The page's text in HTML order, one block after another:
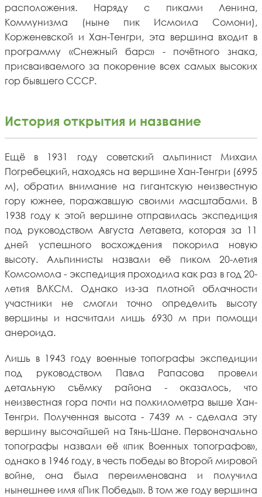
расположения. Наряду с пиками Ленина,
Коммунизма (ныне пик Исмоила Сомони),
Корженевской и Хан-Тенгри, эта вершина входит в
программу «Снежный барс» - почётного знака,
присваиваемого за покорение всех самых высоких
гор бывшего СССР.
История открытия и название
Ещё в 1931 году советский альпинист Михаил
Погребецкий, находясь на вершине Хан-Тенгри (6995
м), обратил внимание на гигантскую неизвестную
гору южнее, поражавшую своими масштабами. В
1938 году к этой вершине отправилась экспедиция
под руководством Августа Летавета, которая за 11
дней успешного восхождения покорила новую
высоту. Альпинисты назвали её пиком 20-летия
Комсомола - экспедиция проходила как раз в год 20-
летия ВЛКСМ. Однако из-за плотной облачности
участники не смогли точно определить высоту
вершины и насчитали лишь 6930 м при помощи
анероида.
Лишь в 1943 году военные топографы экспедиции
под руководством Павла Рапасова провели
детальную съёмку района - оказалось, что
неизвестная гора почти на полкилометра выше Хан-
Тенгри. Полученная высота - 7439 м - сделала эту
вершину высочайшей на Тянь-Шане. Первоначально
топографы назвали её «пик Военных топографов»,
однако в 1946 году, в честь победы во Второй мировой
войне, она была переименована и получила
нынешнее имя «Пик Победы». В том же году вершина